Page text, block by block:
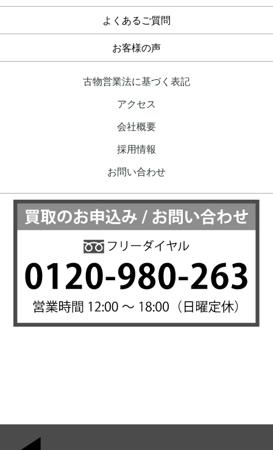
よくあるご質問
お客様の声
古物営業法に基づく表記
アクセス
会社概要
採用情報
お問い合わせ